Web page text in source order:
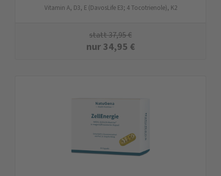
Vitamin A, D3, E (DavosLife E3; 4 Tocotrienole), K2
statt37,95€
nur34,95 €